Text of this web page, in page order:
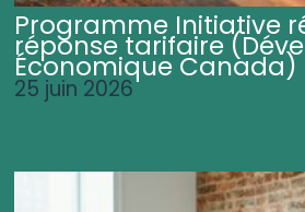
Programme Initiative
réponse tarifaire
Économique Canada)
25 juin 2026